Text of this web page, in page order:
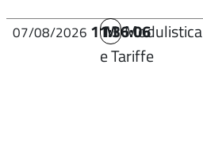
07/08/2026 11:36:06
MModulistica
e Tariffe